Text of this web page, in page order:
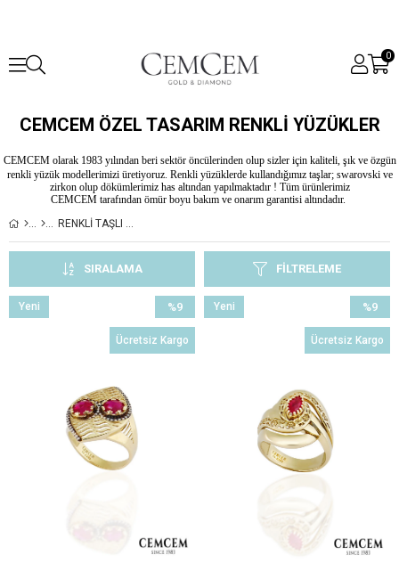
0
CEMCEM ÖZEL TASARIM RENKLİ YÜZÜKLER
CEMCEM olarak 1983 yılından beri sektör öncülerinden olup sizler için kaliteli, şık ve özgün
renkli yüzük modellerimizi üretiyoruz. Renkli yüzüklerde kullandığımız taşlar; swarovski ve
zirkon olup dökümlerimiz has altından yapılmaktadır ! Tüm ürünlerimiz
CEMCEM tarafından ömür boyu bakım ve onarım garantisi altındadır.
RENKLİ TAŞLI YÜZÜK
FILTRELEME
SIRALAMA
%9
İndirim
%9İndirim
Ücretsiz Kargo
Yeni
%9
İndirim
Ücretsiz Kargo
Yeni